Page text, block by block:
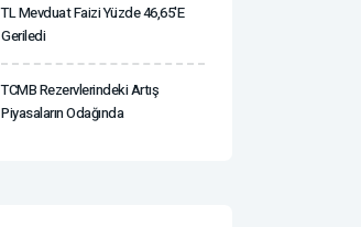
TL Mevduat Faizi Yüzde 46,65'e
Geriledi
TCMB Rezervlerindeki Artış
Piyasaların Odağında